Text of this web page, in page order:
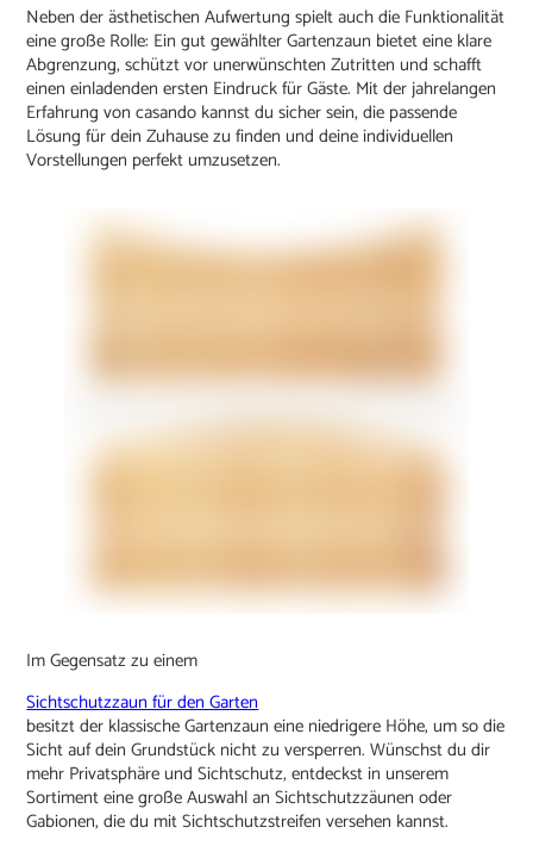
Neben der ästhetischen Aufwertung spielt auch die Funktionalität
eine große Rolle: Ein gut gewählter Gartenzaun bietet eine klare
Abgrenzung, schützt vor unerwünschten Zutritten und schafft
einen einladenden ersten Eindruck für Gäste. Mit der jahrelangen
Erfahrung von casando kannst du sicher sein, die passende
Lösung für dein Zuhause zu finden und deine individuellen
Vorstellungen perfekt umzusetzen.
Im Gegensatz zu einem
Sichtschutzzaun für den Garten
besitzt der klassische Gartenzaun eine niedrigere Höhe, um so die
Sicht auf dein Grundstück nicht zu versperren. Wünschst du dir
mehr Privatsphäre und Sichtschutz, entdeckst in unserem
Sortiment eine große Auswahl an Sichtschutzzäunen oder
Gabionen, die du mit Sichtschutzstreifen versehen kannst.